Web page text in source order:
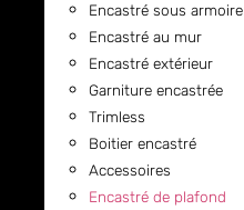
Encastré sous armoire
Encastré au mur
Encastré extérieur
Garniture encastrée
Trimless
Boitier encastré
Accessoires
Encastré de plafond